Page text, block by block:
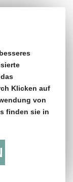
Klicken auf
von
finden sie in